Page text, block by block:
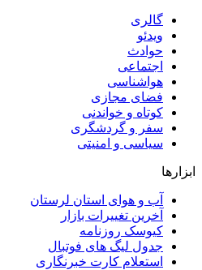
گالری
ویدئو
حوادث
اجتماعی
هواشناسی
فضای مجازی
کوتاه و خواندنی
سفر و گردشگری
سیاسی و امنیتی
ابزارها
آب و هوای استان لرستان
آخرین تغییرات بازار
کیوسک روزنامه
جدول لیگ های فوتبال
استعلام کارت خبرنگاری